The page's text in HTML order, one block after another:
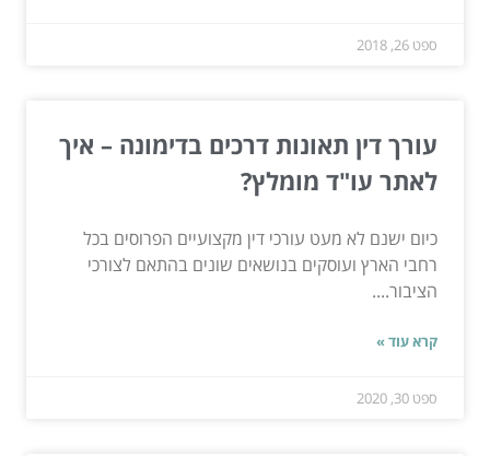
ספט 26, 2018
עורך דין תאונות דרכים בדימונה – איך
לאתר עו"ד מומלץ?
כיום ישנם לא מעט עורכי דין מקצועיים הפרוסים בכל
רחבי הארץ ועוסקים בנושאים שונים בהתאם לצורכי
הציבור....
קרא עוד »
ספט 30, 2020